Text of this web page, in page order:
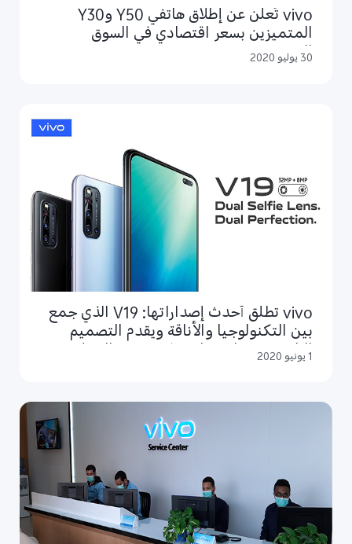
vivo تُعلن عن إطلاق هاتفي Y50 وY30
المتميزين بسعر اقتصادي في السوق
المصري
30 يوليو 2020
vivo تطلق أحدث إصداراتها: V19 الذي جمع
بين التكنولوجيا والأناقة ويقدم التصميم
الرائع مع ميزات ريادية في تصوير السيلفي1 يونيو 2020